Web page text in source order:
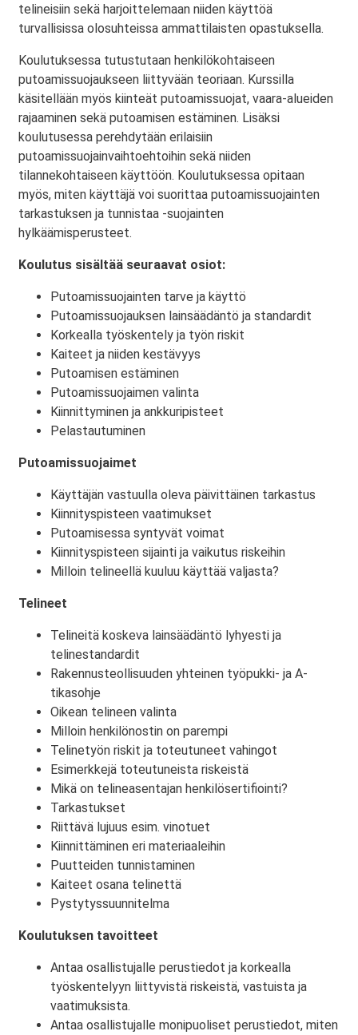
telineisiin sekä harjoittelemaan niiden käyttöä
turvallisissa olosuhteissa ammattilaisten opastuksella.
Koulutuksessa tutustutaan henkilökohtaiseen
putoamissuojaukseen liittyvään teoriaan. Kurssilla
käsitellään myös kiinteät putoamissuojat, vaara-alueiden
rajaaminen sekä putoamisen estäminen. Lisäksi
koulutusessa perehdytään erilaisiin
putoamissuojainvaihtoehtoihin sekä niiden
tilannekohtaiseen käyttöön. Koulutuksessa opitaan
myös, miten käyttäjä voi suorittaa putoamissuojainten
tarkastuksen ja tunnistaa -suojainten
hylkäämisperusteet.
Koulutus sisältää seuraavat osiot:
Putoamissuojainten tarve ja käyttö
Putoamissuojauksen lainsäädäntö ja standardit
Korkealla työskentely ja työn riskit
Kaiteet ja niiden kestävyys
Putoamisen estäminen
Putoamissuojaimen valinta
Kiinnittyminen ja ankkuripisteet
Pelastautuminen
Putoamissuojaimet
Käyttäjän vastuulla oleva päivittäinen tarkastus
Kiinnityspisteen vaatimukset​
Putoamisessa syntyvät voimat​
Kiinnityspisteen sijainti ja vaikutus riskeihin
Milloin telineellä kuuluu käyttää valjasta?​
Telineet
Telineitä koskeva lainsäädäntö lyhyesti ja
telinestandardit​
Rakennusteollisuuden yhteinen työpukki- ja A-
tikasohje
Oikean telineen valinta​
Milloin henkilönostin on parempi​
Telinetyön riskit ja toteutuneet vahingot​
Esimerkkejä toteutuneista riskeistä​
Mikä on telineasentajan henkilösertifiointi?​
Tarkastukset
Riittävä lujuus esim. vinotuet​
Kiinnittäminen eri materiaaleihin​
Puutteiden tunnistaminen​
Kaiteet osana telinettä​
Pystytyssuunnitelma
Koulutuksen tavoitteet
Antaa osallistujalle perustiedot ja korkealla
työskentelyyn liittyvistä riskeistä, vastuista ja
vaatimuksista.
Antaa osallistujalle monipuoliset perustiedot, miten